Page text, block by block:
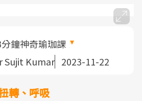
鐘神奇瑜珈課
Sujit Kumar 2023-11-22
轉、呼吸